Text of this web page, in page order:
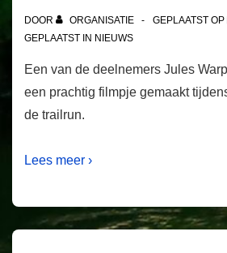
DOOR ORGANISATIE GEPLAATST OP
GEPLAATST IN NIEUWS
Een van de deelnemers Jules
een prachtig filmpje gemaakt
de trailrun.
Lees meer ›